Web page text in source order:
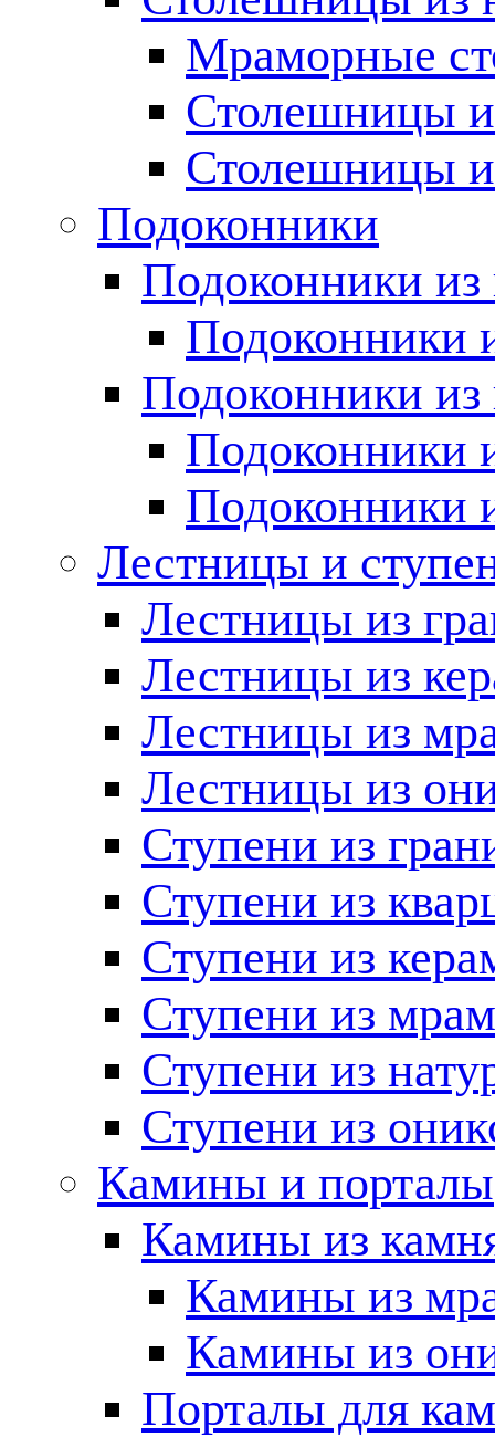
Мраморные
Столешницы
Столешницы
Подоконники
Подоконники из
Подоконники
Подоконники из
Подоконники
Подоконники
Лестницы и
Лестницы из
Лестницы из
Лестницы из
Лестницы из
Ступени из
Ступени из
Ступени из
Ступени из
Ступени из
Ступени из
Камины и порталы
Камины из
Камины из
Камины из
Порталы для